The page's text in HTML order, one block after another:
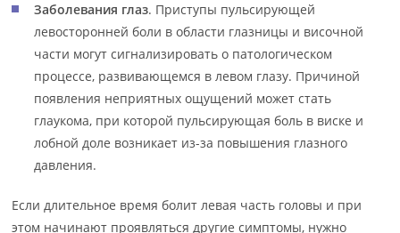
Заболевания глаз. Приступы пульсирующей
левосторонней боли в области глазницы и височной
части могут сигнализировать о патологическом
процессе, развивающемся в левом глазу. Причиной
появления неприятных ощущений может стать
глаукома, при которой пульсирующая боль в виске и
лобной доле возникает из-за повышения глазного
давления.
Если длительное время болит левая часть головы и при
этом начинают проявляться другие симптомы, нужно